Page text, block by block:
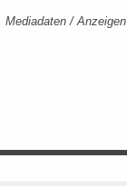
Mediadaten / Anzeigen